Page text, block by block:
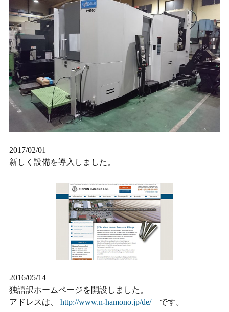
2017/02/01
新しく設備を導入しました。
2016/05/14
独語訳ホームページを開設しました。
アドレスは、 http://www.n-hamono.jp/de/です。